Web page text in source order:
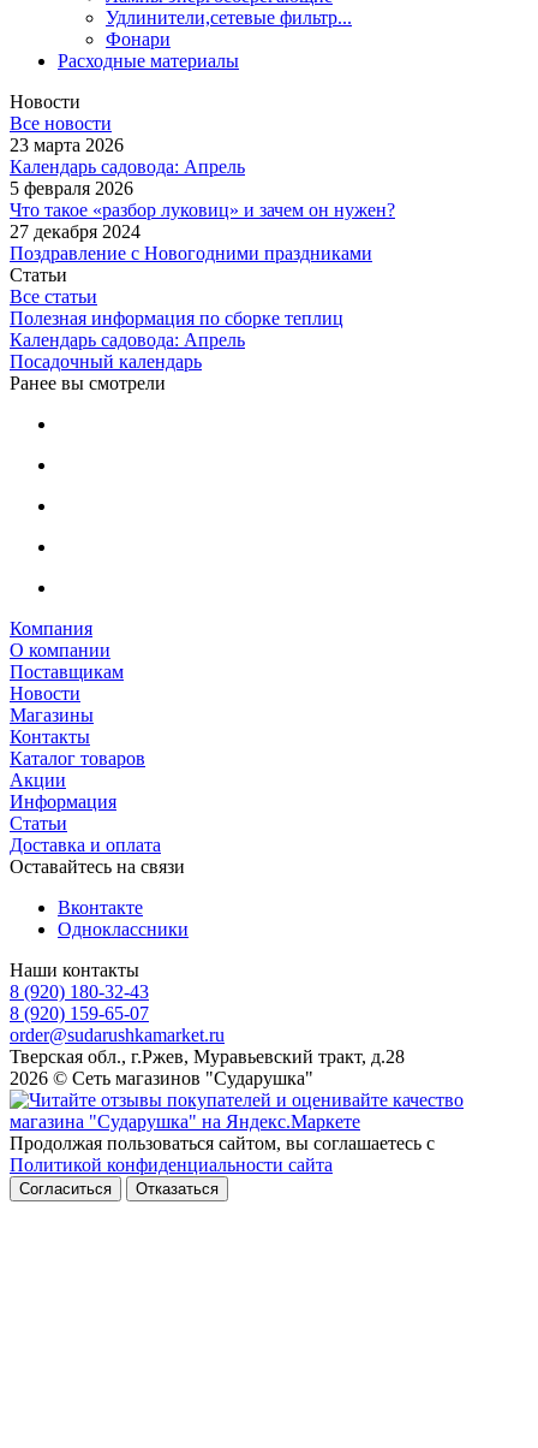
Удлинители,сетевые фильтр...
Фонари
Расходные материалы
Новости
Все новости
23 марта 2026
Календарь садовода: Апрель
5 февраля 2026
Что такое «разбор луковиц» и зачем он нужен?
27 декабря 2024
Поздравление с Новогодними праздниками
Статьи
Все статьи
Полезная информация по сборке теплиц
Календарь садовода: Апрель
Посадочный календарь
Ранее вы смотрели
Компания
О компании
Поставщикам
Новости
Магазины
Контакты
Каталог товаров
Акции
Информация
Статьи
Доставка и оплата
Оставайтесь на связи
Вконтакте
Одноклассники
Наши контакты
8 (920) 180-32-43
8 (920) 159-65-07
order@sudarushkamarket.ru
Тверская обл., г.Ржев, Муравьевский тракт, д.28
2026 © Сеть магазинов "Сударушка"
Продолжая пользоваться сайтом, вы соглашаетесь с
Политикой конфиденциальности сайта
Согласиться Отказаться